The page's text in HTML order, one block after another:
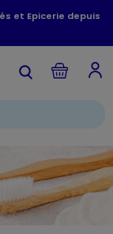
et Epicerie depuis